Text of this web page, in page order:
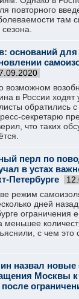
повторного
там
оснований для
возможном
в России ходят
обратились
секретарю
что таких
перл по
в устах
Петербурге
режим
дней
ограничения
меньшее
с чем это
назвал новые
Москвы